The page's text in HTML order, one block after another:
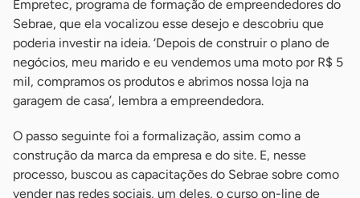
Empretec, programa de formação de empreendedores do
Sebrae, que ela vocalizou esse desejo e descobriu que
poderia investir na ideia. ‘Depois de construir o plano de
negócios, meu marido e eu vendemos uma moto por R$ 5
mil, compramos os produtos e abrimos nossa loja na
garagem de casa’, lembra a empreendedora.
O passo seguinte foi a formalização, assim como a
construção da marca da empresa e do site. E, nesse
processo, buscou as capacitações do Sebrae sobre como
vender nas redes sociais, um deles, o curso on-line de